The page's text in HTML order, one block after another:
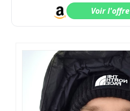
Voir l'offre